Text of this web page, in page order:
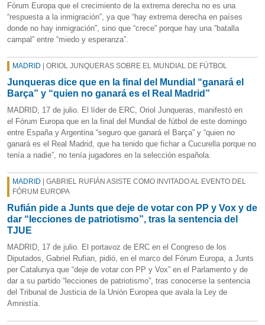
Fórum Europa que el crecimiento de la extrema derecha no es una
“respuesta a la inmigración”, ya que “hay extrema derecha en países
donde no hay inmigración”, sino que “crece” porque hay una “batalla
campal” entre “miedo y esperanza”.
MADRID | ORIOL JUNQUERAS SOBRE EL MUNDIAL DE FÚTBOL
Junqueras dice que en la final del Mundial “ganará el
Barça” y “quien no ganará es el Real Madrid”
MADRID, 17 de julio. El líder de ERC, Oriol Junqueras, manifestó en
el Fórum Europa que en la final del Mundial de fútbol de este domingo
entre España y Argentina “seguro que ganará el Barça” y “quien no
ganará es el Real Madrid, que ha tenido que fichar a Cucurella porque no
tenía a nadie”, no tenía jugadores en la selección española.
MADRID | GABRIEL RUFIÁN ASISTE COMO INVITADO AL EVENTO DEL
FÓRUM EUROPA
Rufián pide a Junts que deje de votar con PP y Vox y de
dar “lecciones de patriotismo”, tras la sentencia del
TJUE
MADRID, 17 de julio. El portavoz de ERC en el Congreso de los
Diputados, Gabriel Rufian, pidió, en el marco del Fórum Europa, a Junts
per Catalunya que “deje de votar con PP y Vox” en el Parlamento y de
dar a su partido “lecciones de patriotismo”, tras conocerse la sentencia
del Tribunal de Justicia de la Unión Europea que avala la Ley de
Amnistía.